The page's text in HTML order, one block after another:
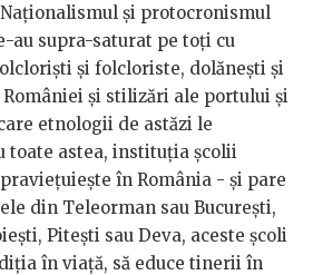
Naționalismul și protocronismul
au supra-saturat pe toți cu
și folcloriste, dolănești și
și stilizări ale portului și
etnologii de astăzi le
toate astea, instituția școlii
în România - și pare
din Teleorman sau București,
Pitești sau Deva, aceste școli
în viață, să educe tinerii în